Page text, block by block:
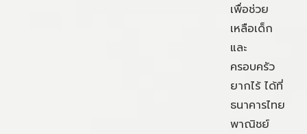
เพื่อช่วย
เหลือเด็ก
และ
ครอบครัว
ยากไร้ ได้ที่
ธนาคารไทย
พาณิชย์